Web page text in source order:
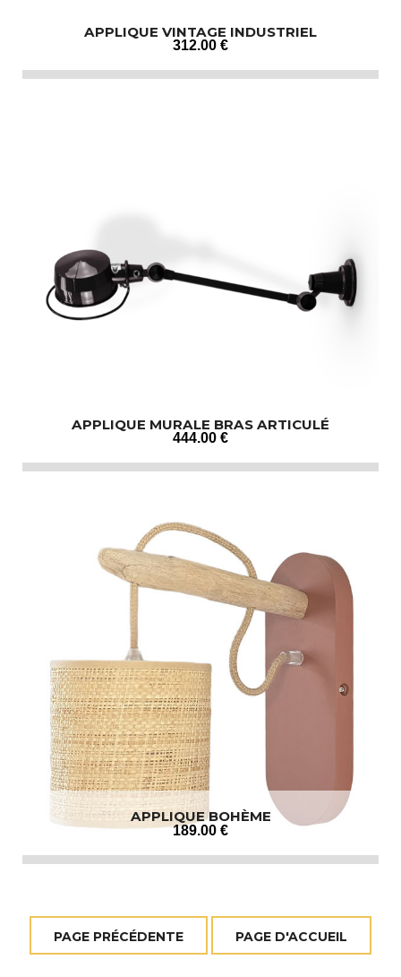
APPLIQUE VINTAGE INDUSTRIEL
312.00 €
APPLIQUE MURALE BRAS ARTICULÉ
444.00 €
APPLIQUE BOHÈME
189.00 €